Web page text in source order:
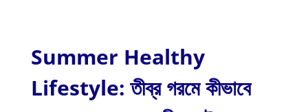
Summer Healthy
Lifestyle: তীব্র গরমে কীভাবে